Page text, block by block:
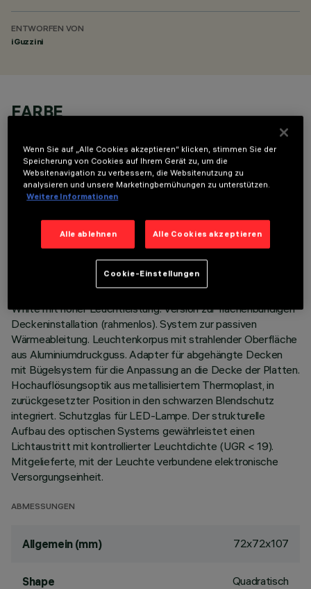
ENTWORFEN VON
iGuzzini
FARBE
LETZTES UPDATE: 01.08.2026
White mit hoher Leuchtleistung. Version zur flächenbündigen
Deckeninstallation (rahmenlos). System zur passiven
Wärmeableitung. Leuchtenkorpus mit strahlender Oberfläche
aus Aluminiumdruckguss. Adapter für abgehängte Decken
mit Bügelsystem für die Anpassung an die Decke der Platten.
Hochauflösungsoptik aus metallisiertem Thermoplast, in
zurückgesetzter Position in den schwarzen Blendschutz
integriert. Schutzglas für LED-Lampe. Der strukturelle
Aufbau des optischen Systems gewährleistet einen
Lichtaustritt mit kontrollierter Leuchtdichte (UGR < 19).
Mitgelieferte, mit der Leuchte verbundene elektronische
Versorgungseinheit.
ABMESSUNGEN
Allgemein (mm) 72x72x107
Shape Quadratisch
Wenn Sie auf „Alle Cookies akzeptieren“ klicken, stimmen Sie der
Speicherung von Cookies auf Ihrem Gerät zu, um die
Websitenavigation zu verbessern, die Websitenutzung zu
analysieren und unsere Marketingbemühungen zu unterstützen.
Weitere Informationen
Alle ablehnen Alle Cookies akzeptieren
Cookie-Einstellungen